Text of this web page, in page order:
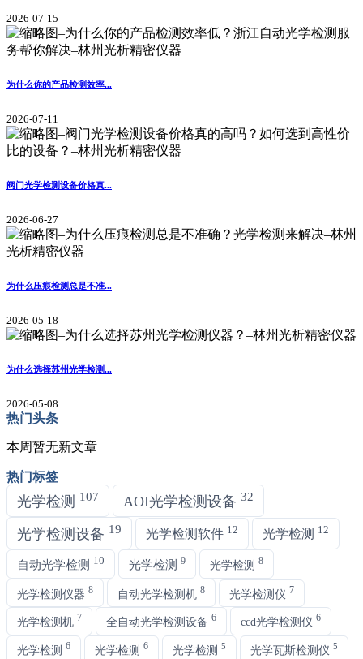
2026-07-15
为什么你的产品检测效率...
2026-07-11
阀门光学检测设备价格真...
2026-06-27
为什么压痕检测总是不准...
2026-05-18
为什么选择苏州光学检测...
2026-05-08
热门头条
本周暂无新文章
热门标签
光学检测 107 AOI光学检测设备 32
光学检测设备 19 光学检测软件 12 光学检测 12
自动光学检测 10 光学检测 9 光学检测 8
光学检测仪器 8 自动光学检测机 8 光学检测仪 7
光学检测机 7 全自动光学检测设备 6 ccd光学检测仪 6
光学检测 6 光学检测 6 光学检测 5 光学瓦斯检测仪 5